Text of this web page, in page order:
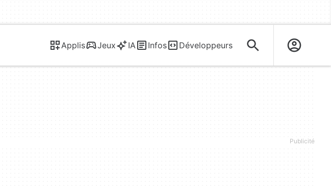
Applis Jeux IA Infos Développeurs